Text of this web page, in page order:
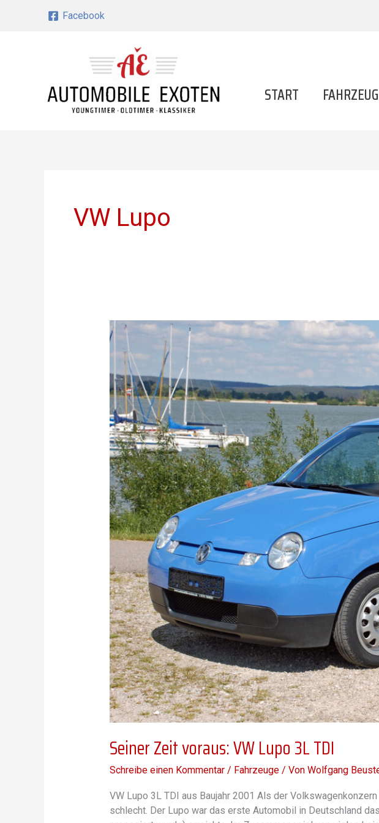
Facebook
START
VW Lupo
Seiner Zeit voraus: VW Lupo 3L TDI
Schreibe einen Kommentar / Fahrzeuge/ Von Wolfgang
VW Lupo 3L TDI aus Baujahr 2001 Als der
schlecht. Der Lupo war das erste Automobil in Deutschland